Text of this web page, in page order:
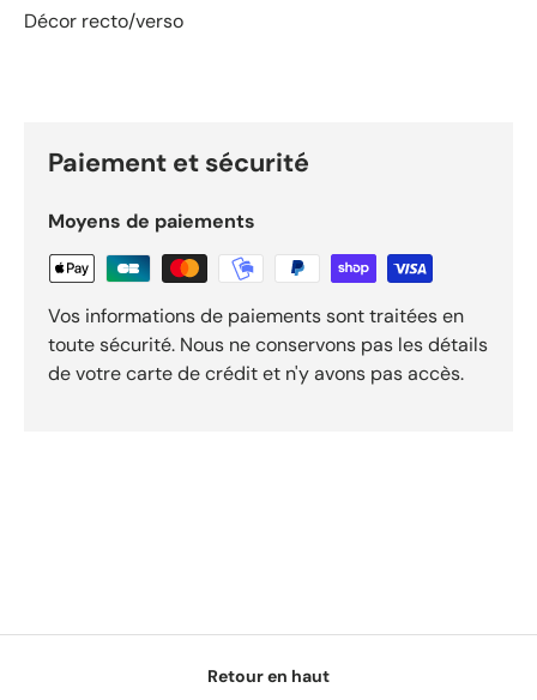
Décor recto/verso
Paiement et sécurité
Moyens de paiements
Vos informations de paiements sont traitées en
toute sécurité. Nous ne conservons pas les détails
de votre carte de crédit et n'y avons pas accès.
Retour en haut